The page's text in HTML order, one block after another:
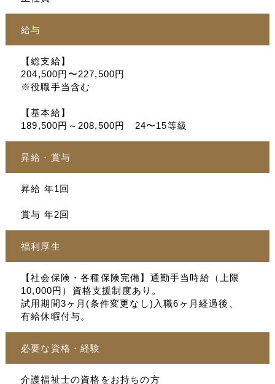
給与
【総支給】
204,500円〜227,500円
※役職手当含む
【基本給】
189,500円～208,500円 24〜15等級
昇給・賞与
昇給 年1回
賞与 年2回
福利厚生
【社会保険・各種保険完備】通勤手当時給（上限
10,000円）資格支援制度あり。
試用期間3ヶ月(条件変更なし)入職6ヶ月経過後、
有給休暇付与。
必要な資格・経験
介護福祉士の資格をお持ちの方